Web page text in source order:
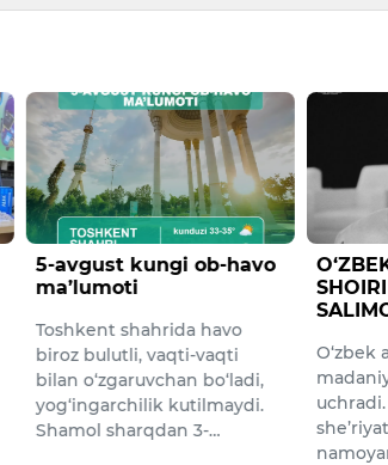
5-avgust kungi ob-havo
ma’lumoti
Toshkent shahrida havo
biroz bulutli, vaqti-vaqti
bilan o‘zgaruvchan bo‘ladi,
yog‘ingarchilik kutilmaydi.
Shamol sharqdan 3-…
SHOIRI
O‘zbek
uchradi.